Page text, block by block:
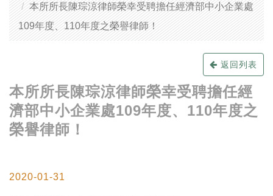
本所所長陳琮涼律師榮幸受聘擔任經濟部中小企業處
109年度、110年度之榮譽律師！
返回列表
本所所長陳琮涼律師榮幸受聘擔任經
濟部中小企業處109年度、110年度之
榮譽律師！
2020-01-31